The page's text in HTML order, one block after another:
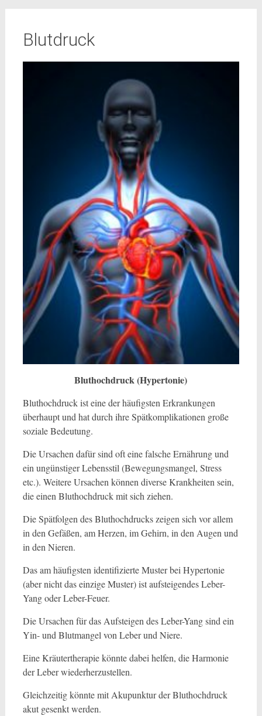
Blutdruck
Bluthochdruck (Hypertonie)
Bluthochdruck ist eine der häufigsten Erkrankungen
überhaupt und hat durch ihre Spätkomplikationen große
soziale Bedeutung.
Die Ursachen dafür sind oft eine falsche Ernährung und
ein ungünstiger Lebensstil (Bewegungsmangel, Stress
etc.). Weitere Ursachen können diverse Krankheiten sein,
die einen Bluthochdruck mit sich ziehen.
Die Spätfolgen des Bluthochdrucks zeigen sich vor allem
in den Gefäßen, am Herzen, im Gehirn, in den Augen und
in den Nieren.
Das am häufigsten identifizierte Muster bei Hypertonie
(aber nicht das einzige Muster) ist aufsteigendes Leber-
Yang oder Leber-Feuer.
Die Ursachen für das Aufsteigen des Leber-Yang sind ein
Yin- und Blutmangel von Leber und Niere.
Eine Kräutertherapie könnte dabei helfen, die Harmonie
der Leber wiederherzustellen.
Gleichzeitig könnte mit Akupunktur der Bluthochdruck
akut gesenkt werden.